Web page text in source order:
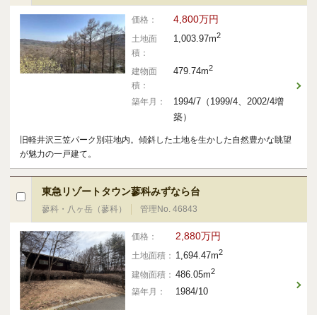
価格： 4,800万円
土地面
積：
1,003.97m2
建物面
積：
479.74m2
築年月：
1994/7（1999/4、2002/4増
築）
旧軽井沢三笠パーク別荘地内。傾斜した土地を生かした自然豊かな眺望
が魅力の一戸建て。
東急リゾートタウン蓼科みずなら台
蓼科・八ヶ岳（蓼科） 管理No. 46843
価格： 2,880万円
土地面積： 1,694.47m2
建物面積： 486.05m2
築年月： 1984/10